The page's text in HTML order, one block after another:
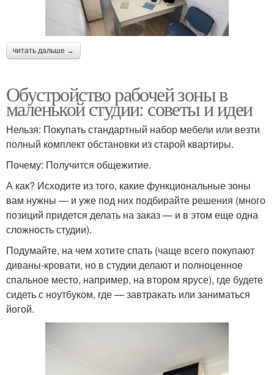
читать дальше →
Обустройство рабочей зоны в
маленькой студии: советы и идеи
Нельзя: Покупать стандартный набор мебели или везти
полный комплект обстановки из старой квартиры.
Почему: Получится общежитие.
А как? Исходите из того, какие функциональные зоны
вам нужны — и уже под них подбирайте решения (много
позиций придется делать на заказ — и в этом еще одна
сложность студии).
Подумайте, на чем хотите спать (чаще всего покупают
диваны-кровати, но в студии делают и полноценное
спальное место, например, на втором ярусе), где будете
сидеть с ноутбуком, где — завтракать или заниматься
йогой.